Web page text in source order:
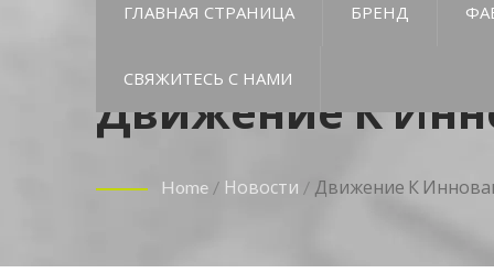
ГЛАВНАЯ СТРАНИЦА БРЕНД
СВЯЖИТЕСЬ С НАМИ
Движение К
Уровнем
Home / Новости / Движение К